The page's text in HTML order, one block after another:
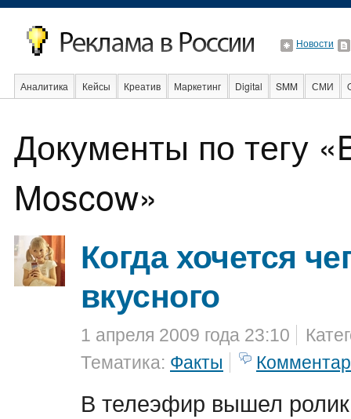
Новости
Аналитика Кейсы Креатив Маркетинг Digital SMM СМИ
Документы по тегу
Moscow»
Когда хочется
вкусного
1 апреля 2009 года 23:10
Тематика: Факты
В телеэфир вышел